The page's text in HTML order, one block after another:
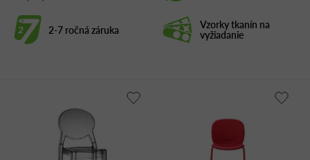
2-7 ročná záruka Vzorky tkanín na
vyžiadanie